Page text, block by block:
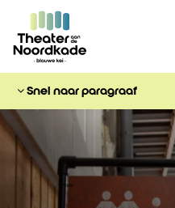
Snel naar paragraaf